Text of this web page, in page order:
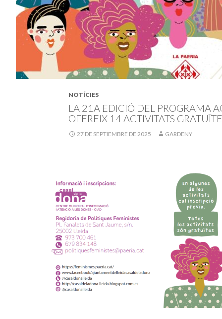
NOTÍCIES
LA 21A EDICIÓ DEL PROGRAMA
OFEREIX 14 ACTIVITATS
27 DE SEPTIEMBRE DE 2025 GARDENY